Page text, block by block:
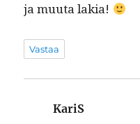
ja muu­ta lakia!
Vastaa
KariS